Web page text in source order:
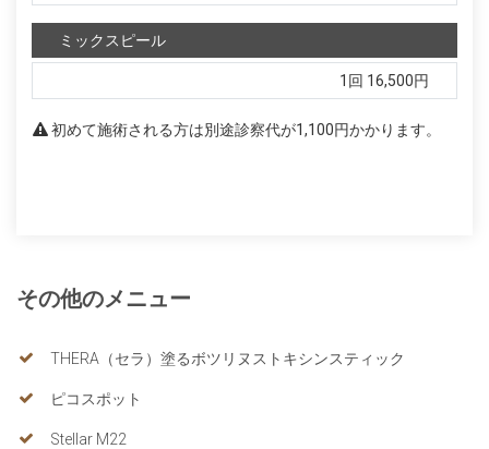
ミックスピール
1回 16,500円
初めて施術される方は別途診察代が1,100円かかります。
その他のメニュー
THERA（セラ）塗るボツリヌストキシンスティック
ピコスポット
Stellar M22